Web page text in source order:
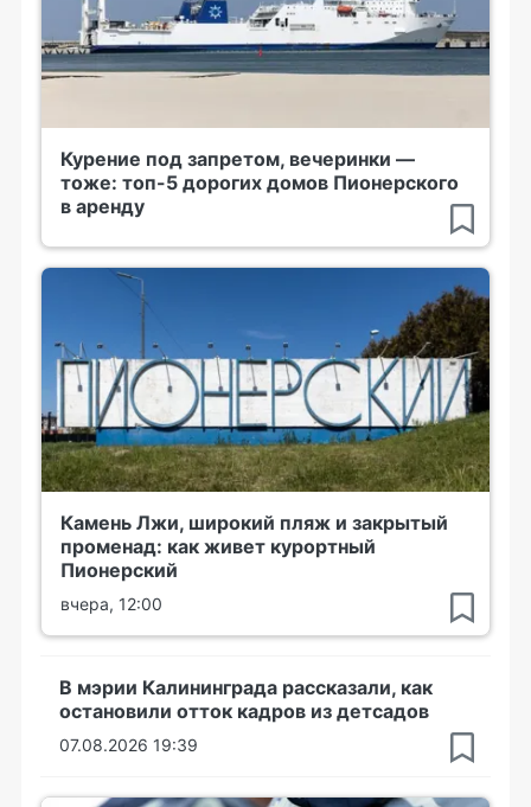
Курение под запретом, вечеринки —
тоже: топ-5 дорогих домов Пионерского
в аренду
Камень Лжи, широкий пляж и закрытый
променад: как живет курортный
Пионерский
вчера, 12:00
В мэрии Калининграда рассказали, как
остановили отток кадров из детсадов
07.08.2026 19:39